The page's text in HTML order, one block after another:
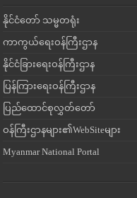
နိုင်ငံတော် သမ္မတရုံး
ကာကွယ်ရေးဝန်ကြီးဌာန
နိုင်ငံခြားရေးဝန်ကြီးဌာန
ပြန်ကြားရေးဝန်ကြီးဌာန
ပြည်ထောင်စုလွှတ်တော်
ဝန်ကြီးဌာနများ၏WebSiteများ
Myanmar National Portal